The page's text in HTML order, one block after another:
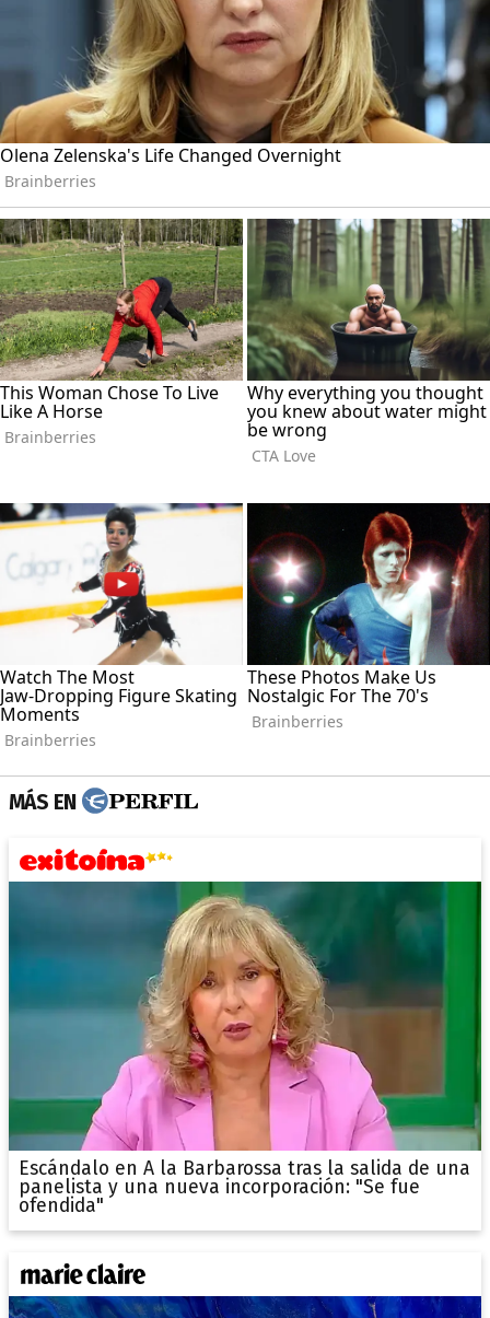
MÁS EN
Escándalo en A la Barbarossa tras la salida de una
panelista y una nueva incorporación: "Se fue
ofendida"